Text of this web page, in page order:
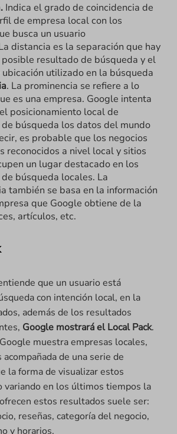
Indica el grado de coincidencia de
de empresa local con los
busca un usuario
distancia es la separación que hay
resultado de búsqueda y el
utilizado en la búsqueda
. La prominencia se refiere a lo
es una empresa. Google intenta
posicionamiento local de
búsqueda los datos del mundo
es probable que los negocios
reconocidos a nivel local y sitios
un lugar destacado en los
búsqueda locales. La
también se basa en la información
que Google obtiene de la
artículos, etc.
que un usuario está
con intención local, en la
además de los resultados
Google mostrará el Local Pack.
muestra empresas locales,
acompañada de una serie de
la forma de visualizar estos
variando en los últimos tiempos la
estos resultados suele ser:
reseñas, categoría del negocio,
y horarios.